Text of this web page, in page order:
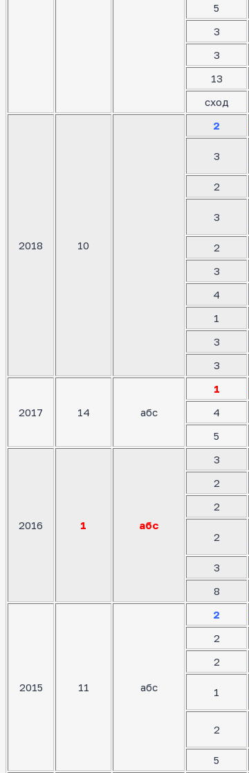
5
3
3
13
сход
2018 10
2
3
2
3
2
3
4
1
3
3
2017 14 абс
1
4
5
2016 1 абс
3
2
2
2
3
8
2015 11 абс
2
2
2
1
2
5